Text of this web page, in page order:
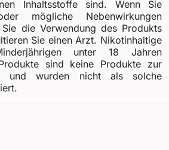
Inhaltsstoffe sind. Wenn Sie
mögliche Nebenwirkungen
die Verwendung des Produkts
Sie einen Arzt. Nikotinhaltige
unter 18 Jahren
sind keine Produkte zur
und wurden nicht als solche